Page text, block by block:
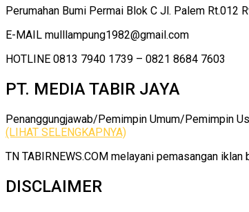
Perumahan Bumi Permai Blok C Jl. Palem Rt.012
E-MAIL mulllampung1982@gmail.com
HOTLINE 0813 7940 1739 – 0821 8684 7603
PT. MEDIA TABIR JAYA
Penanggungjawab/Pemimpin Umum/Pemimpin
(LIHAT SELENGKAPNYA)
TN TABIRNEWS.COM melayani pemasangan
DISCLAIMER